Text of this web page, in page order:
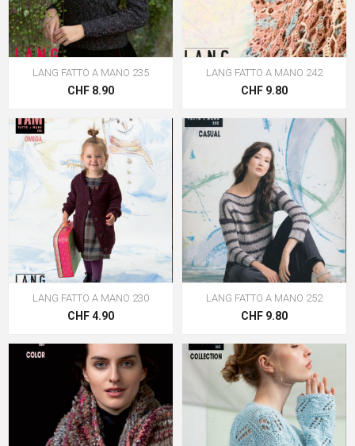
LANG FATTO A MANO 235
CHF 8.90
LANG FATTO A MANO 242
CHF 9.80
LANG FATTO A MANO 230
CHF 4.90
LANG FATTO A MANO 252
CHF 9.80